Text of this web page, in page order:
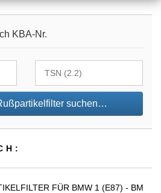
KBA-Nr.
suchen…
FÜR BMW 1 (E87) - BM